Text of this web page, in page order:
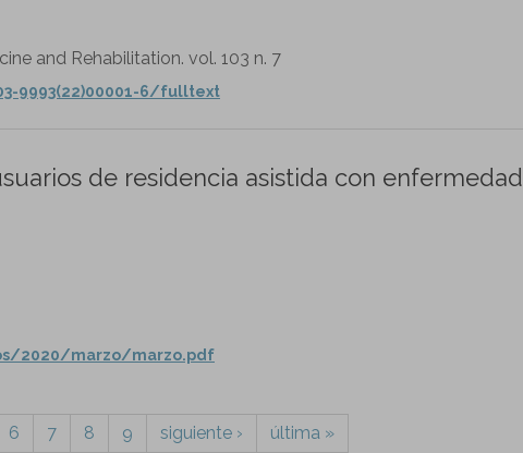
and Rehabilitation. vol. 103 n. 7
9993(22)00001-6/fulltext
de residencia asistida con enfermedad
2020/marzo/marzo.pdf
6 7 8 9 siguiente › última »